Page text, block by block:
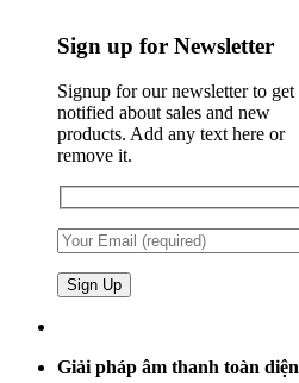
Sign up for Newsletter
Signup for our newsletter to get
notified about sales and new
products. Add any text here or
remove it.
Giải pháp âm thanh toàn diện